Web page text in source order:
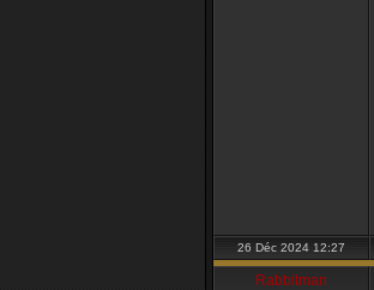
26 Déc 2024 12:27
Rabbitman